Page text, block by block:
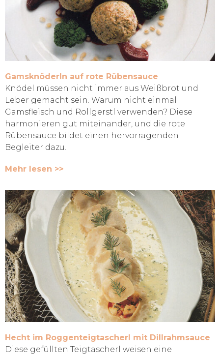
Gamsknöderln auf rote Rübensauce
Knödel müssen nicht immer aus Weißbrot und
Leber gemacht sein. Warum nicht einmal
Gamsfleisch und Rollgerstl verwenden? Diese
harmonieren gut miteinander, und die rote
Rübensauce bildet einen hervorragenden
Begleiter dazu.
Mehr lesen >>
Hecht im Roggenteigtascherl mit Dillrahmsauce
Diese gefüllten Teigtascherl weisen eine